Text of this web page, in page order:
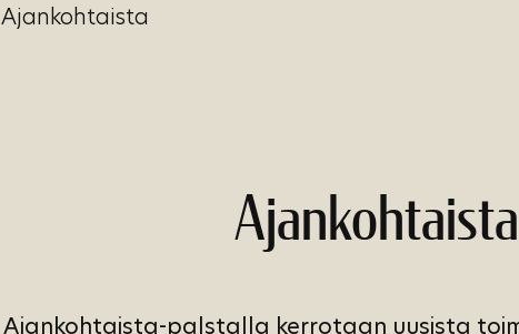
Ajankohtaista
Ajankohtaista
Ajankohtaista-palstalla kerrotaan uusista